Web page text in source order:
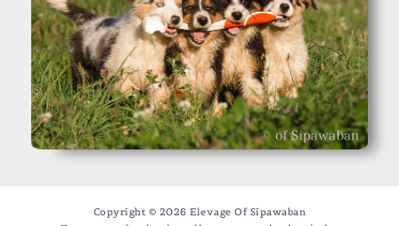
Copyright © 2026 Elevage Of Sipawaban